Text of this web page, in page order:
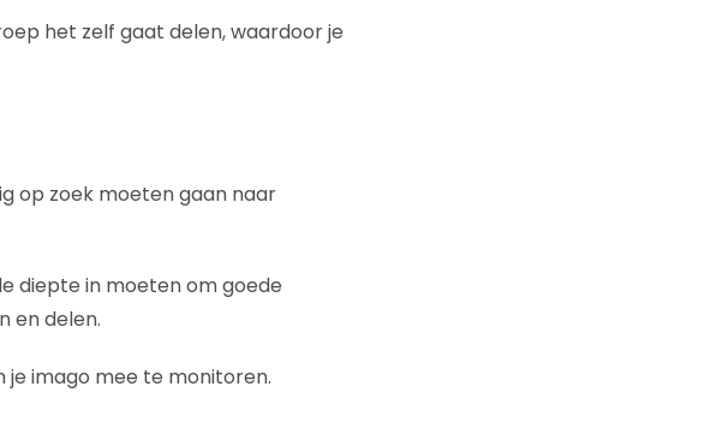
het zelf gaat delen, waardoor je
op zoek moeten gaan naar
diepte in moeten om goede
en delen.
je imago mee te monitoren.